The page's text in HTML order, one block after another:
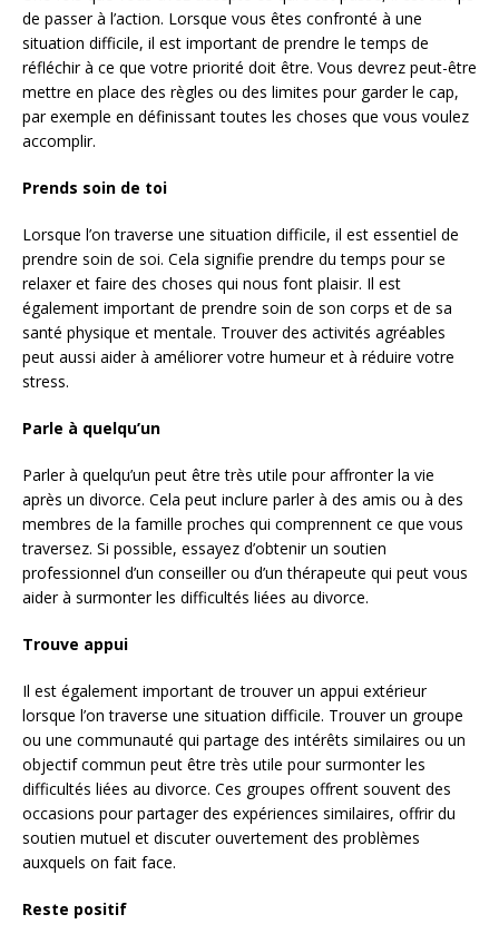
de passer à l’action. Lorsque vous êtes confronté à une
situation difficile, il est important de prendre le temps de
réfléchir à ce que votre priorité doit être. Vous devrez peut-être
mettre en place des règles ou des limites pour garder le cap,
par exemple en définissant toutes les choses que vous voulez
accomplir.
Prends soin de toi
Lorsque l’on traverse une situation difficile, il est essentiel de
prendre soin de soi. Cela signifie prendre du temps pour se
relaxer et faire des choses qui nous font plaisir. Il est
également important de prendre soin de son corps et de sa
santé physique et mentale. Trouver des activités agréables
peut aussi aider à améliorer votre humeur et à réduire votre
stress.
Parle à quelqu’un
Parler à quelqu’un peut être très utile pour affronter la vie
après un divorce. Cela peut inclure parler à des amis ou à des
membres de la famille proches qui comprennent ce que vous
traversez. Si possible, essayez d’obtenir un soutien
professionnel d’un conseiller ou d’un thérapeute qui peut vous
aider à surmonter les difficultés liées au divorce.
Trouve appui
Il est également important de trouver un appui extérieur
lorsque l’on traverse une situation difficile. Trouver un groupe
ou une communauté qui partage des intérêts similaires ou un
objectif commun peut être très utile pour surmonter les
difficultés liées au divorce. Ces groupes offrent souvent des
occasions pour partager des expériences similaires, offrir du
soutien mutuel et discuter ouvertement des problèmes
auxquels on fait face.
Reste positif